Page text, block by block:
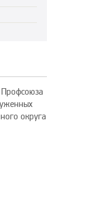
Профсоюза
округа